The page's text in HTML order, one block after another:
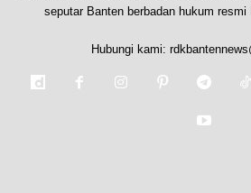
seputar Banten berbadan hukum
Hubungi kami: